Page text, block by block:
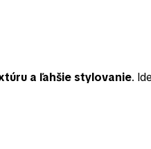
a ľahšie stylovanie.